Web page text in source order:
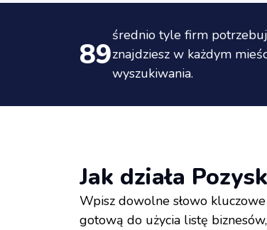
89
średnio tyle firm
znajdziesz w każdym
wyszukiwania.
Jak działa
Wpisz dowolne słowo
gotową do użycia listę